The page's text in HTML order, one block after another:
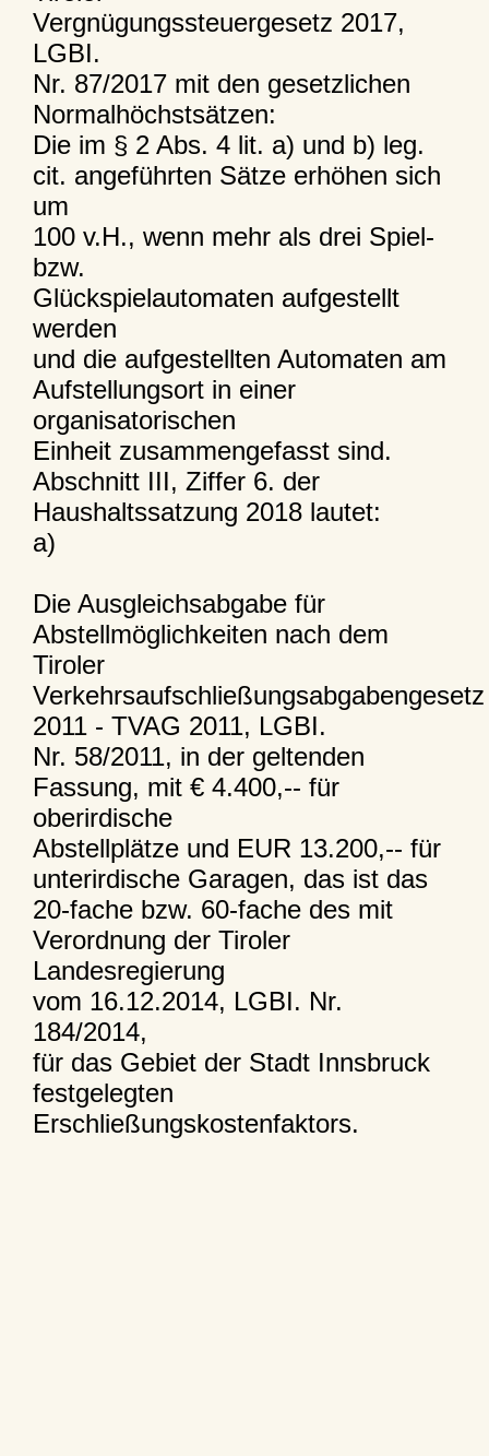
Vergnügungssteuergesetz 2017,
LGBI.
Nr. 87/2017 mit den gesetzlichen
Normalhöchstsätzen:
Die im § 2 Abs. 4 lit. a) und b) leg.
cit. angeführten Sätze erhöhen sich
um
100 v.H., wenn mehr als drei Spiel-
bzw.
Glückspielautomaten aufgestellt
werden
und die aufgestellten Automaten am
Aufstellungsort in einer
organisatorischen
Einheit zusammengefasst sind.
Abschnitt III, Ziffer 6. der
Haushaltssatzung 2018 lautet:
a)
Die Ausgleichsabgabe für
Abstellmöglichkeiten nach dem
Tiroler
Verkehrsaufschließungsabgabengesetz
2011 - TVAG 2011, LGBI.
Nr. 58/2011, in der geltenden
Fassung, mit € 4.400,-- für
oberirdische
Abstellplätze und EUR 13.200,-- für
unterirdische Garagen, das ist das
20-fache bzw. 60-fache des mit
Verordnung der Tiroler
Landesregierung
vom 16.12.2014, LGBI. Nr.
184/2014,
für das Gebiet der Stadt Innsbruck
festgelegten
Erschließungskostenfaktors.